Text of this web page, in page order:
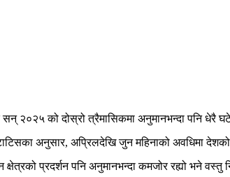
सन् २०२५ को दोस्रो त्रैमासिकमा अनुमानभन्दा पनि
अनुसार, अप्रिलदेखि जुन महिनाको अवधिमा
क्षेत्रको प्रदर्शन पनि अनुमानभन्दा कमजोर रह्यो भने